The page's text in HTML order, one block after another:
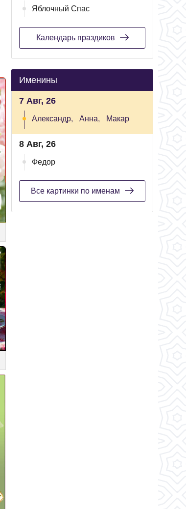
Яблочный Спас
Календарь праздиков
Именины
7 Авг, 26
Александр, Анна, Макар
8 Авг, 26
Федор
Все картинки по именам